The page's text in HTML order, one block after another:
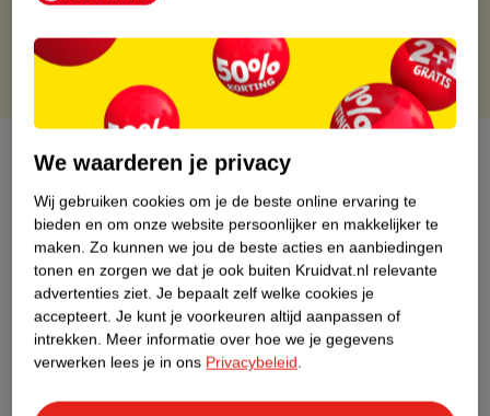
Gratis punten met je Kruidvat kaart
Over dit product
Productinformatie
Etiketinformatie
Nature Impact Score
Dit product heeft (nog) geen Nature
We waarderen je privacy
Wij gebruiken cookies om je de beste online ervaring te
bieden en om onze website persoonlijker en makkelijker te
maken. Zo kunnen we jou de beste acties en aanbiedingen
tonen en zorgen we dat je ook buiten Kruidvat.nl relevante
advertenties ziet. Je bepaalt zelf welke cookies je
accepteert. Je kunt je voorkeuren altijd aanpassen of
intrekken. Meer informatie over hoe we je gegevens
verwerken lees je in ons Privacybeleid.